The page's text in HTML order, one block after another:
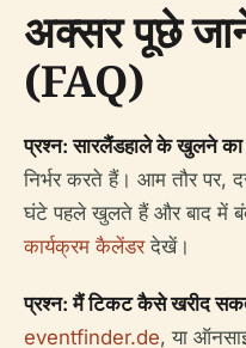
अक्सर पूछे
(FAQ)
प्रश्न: सारलैंडहाले के खुलने का
निर्भर करते हैं। आम तौर पर,
घंटे पहले खुलते हैं और बाद में
कार्यक्रम कैलेंडरदेखें।
प्रश्न: मैं टिकट कैसे खरीद
eventfinder.de, या